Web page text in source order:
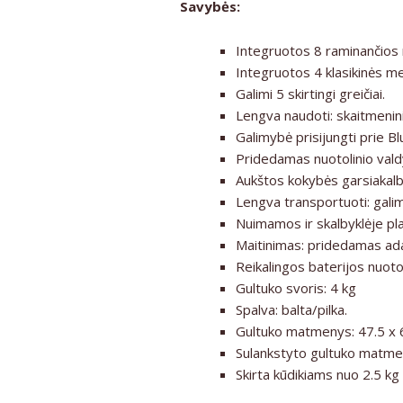
Savybės:
Integruotos 8 raminančios
Integruotos 4 klasikinės
Galimi 5 skirtingi greičiai.
Lengva naudoti:
Galimybė prisijungti prie
Pridedamas nuotolinio
Aukštos kokybės
Lengva transportuoti:
Nuimamos ir skalbyklėje
Maitinimas: pridedamas
Reikalingos baterijos
Gultuko svoris: 4 kg
Spalva: balta/pilka.
Gultuko matmenys: 47.5 x
Sulankstyto gultuko
Skirta kūdikiams nuo 2.5